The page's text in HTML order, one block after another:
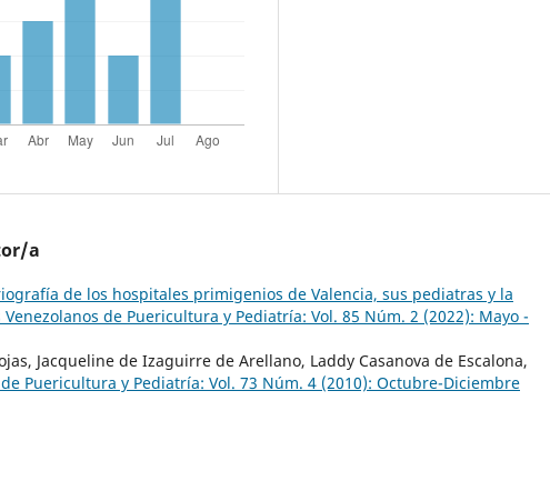
a
de los hospitales primigenios de Valencia, sus pediatras y la
Venezolanos de Puericultura y Pediatría: Vol. 85 Núm. 2 (2022): Mayo -
Jacqueline de Izaguirre de Arellano, Laddy Casanova de Escalona,
Puericultura y Pediatría: Vol. 73 Núm. 4 (2010): Octubre-Diciembre